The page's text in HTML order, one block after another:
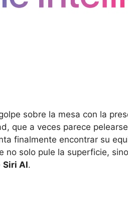
sobre la mesa con la
que a veces parece
finalmente encontrar su
no solo pule la superficie,
Siri AI.